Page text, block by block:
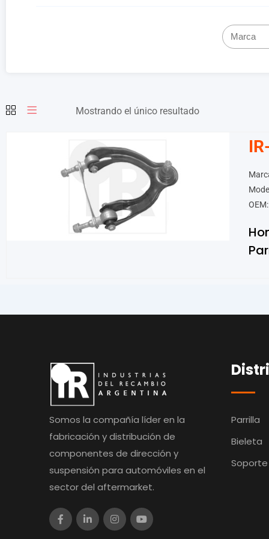
Mostrando el único resultado
Somos la compañía líder en la
fabricación y distribución de
componentes de dirección y
suspensión para automóviles en el
sector del aftermarket.
Parrilla
Bieleta